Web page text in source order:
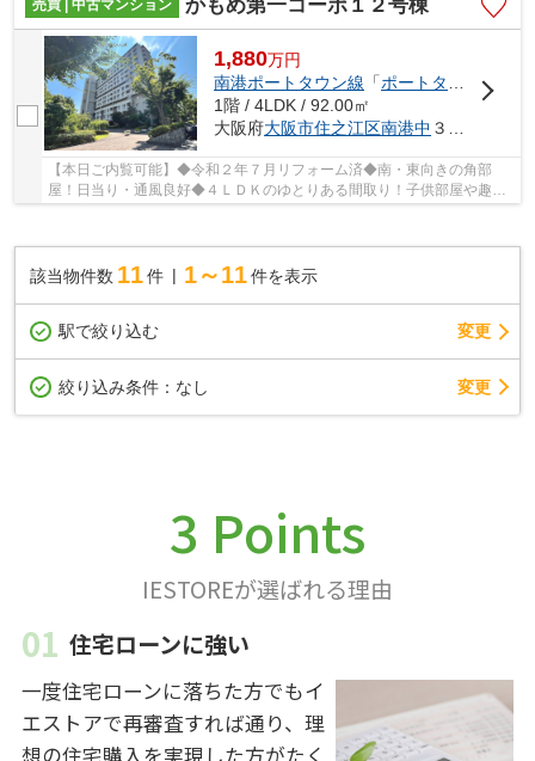
売買 | 中古マンション かもめ第一コーポ１２号棟
1,880万円
南港ポートタウン線 「ポートタウン西
1階 / 4LDK / 92.00㎡
大阪府大阪市住之江区南港中 ３丁目
【本日ご内覧可能】◆令和２年７月リフォーム済◆南・東向きの角部
屋！日当り・通風良好◆４ＬＤＫのゆとりある間取り！子供部屋や趣味
該当物件数 11件 1～11 件を表示
駅で絞り込む 変更
絞り込み条件： なし 変更
3 Points
IESTOREが選ばれる理由
住宅ローンに強い
一度住宅ローンに落ちた方でもイ
エストアで再審査すれば通り、理
想の住宅購入を実現した方がたく